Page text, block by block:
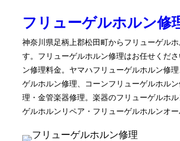
フリューゲルホルン修
神奈川県足柄上郡松田町からフリューゲル
す。フリューゲルホルン修理はお任せくだ
ン修理料金。ヤマハフリューゲルホルン修
ゲルホルン修理、コーンフリューゲルホル
理・金管楽器修理。楽器のフリューゲルホ
ゲルホルンリペア・フリューゲルホルンオ